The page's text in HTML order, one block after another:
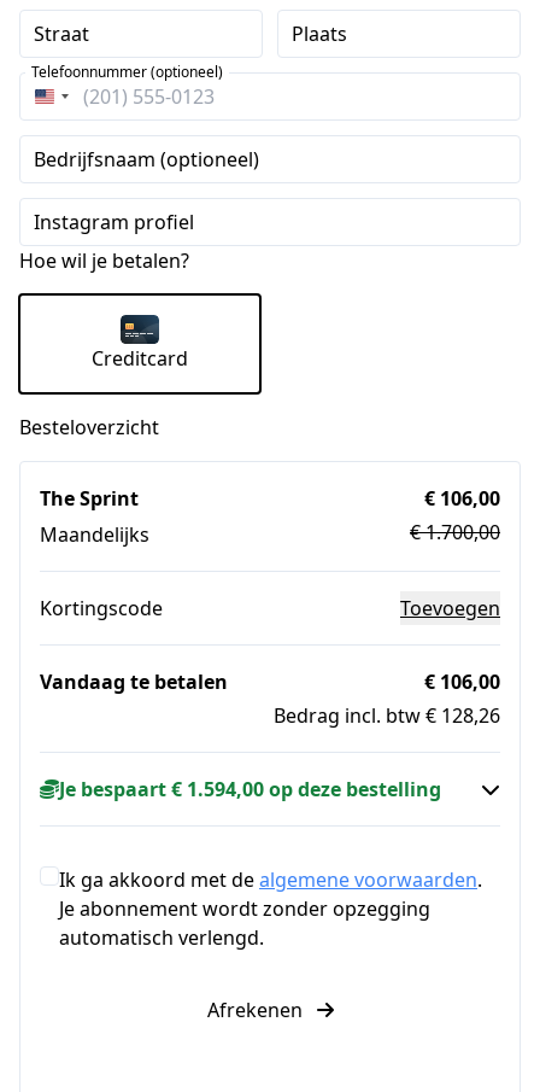
Straat Plaats
Verenigde
Staten
+1
Telefoonnummer (optioneel)
Bedrijfsnaam (optioneel)
Instagram profiel
Hoe wil je betalen?
Creditcard
Besteloverzicht
The Sprint
Maandelijks
€ 106,00
€ 1.700,00
Kortingscode Toevoegen
Vandaag te betalen
€ 106,00
Bedrag incl. btw € 128,26
Je bespaart € 1.594,00 op deze bestelling
Ik ga akkoord met dealgemene voorwaarden.
Je abonnement wordt zonder opzegging
automatisch verlengd.
Afrekenen